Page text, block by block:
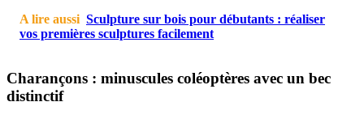
A lire aussi Sculpture sur bois pour débutants : réaliser
vos premières sculptures facilement
Charançons : minuscules coléoptères avec un bec
distinctif